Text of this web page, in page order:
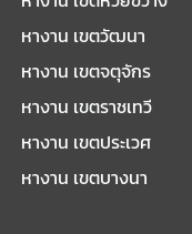
หางาน เขตวัฒนา
หางาน เขตจตุจักร
หางาน เขตราชเทวี
หางาน เขตประเวศ
หางาน เขตบางนา